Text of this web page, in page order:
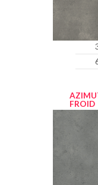
FROID